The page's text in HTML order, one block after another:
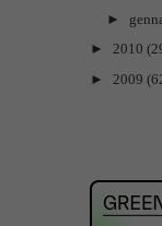
►
► 2010
► 2009